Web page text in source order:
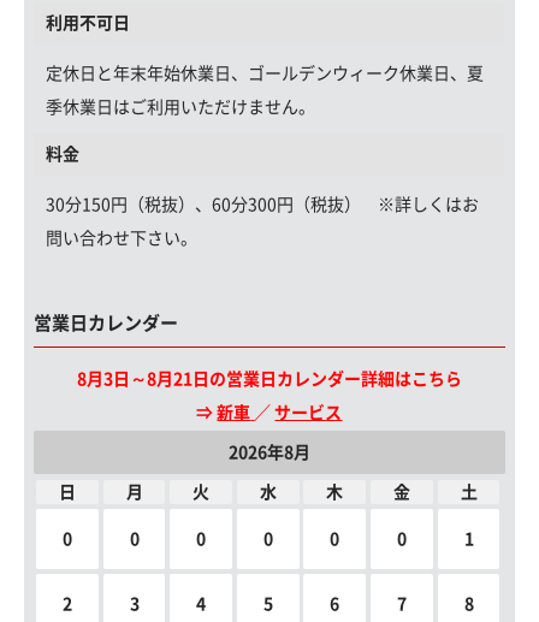
利用不可日
定休日と年末年始休業日、ゴールデンウィーク休業日、夏
季休業日はご利用いただけません。
料金
30分150円（税抜）、60分300円（税抜） ※詳しくはお
問い合わせ下さい。
営業日カレンダー
8月3日～8月21日の営業日カレンダー詳細はこちら
⇒新車 ／サービス
2026年8月
日 月 火 水 木 金 土
0 0 0 0 0 0 1
2 3 4 5 6 7 8